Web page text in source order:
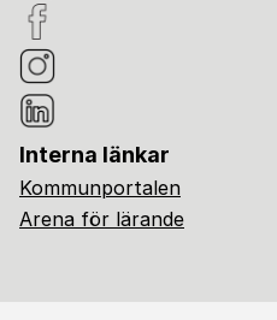
Interna länkar
Kommunportalen
Arena för lärande